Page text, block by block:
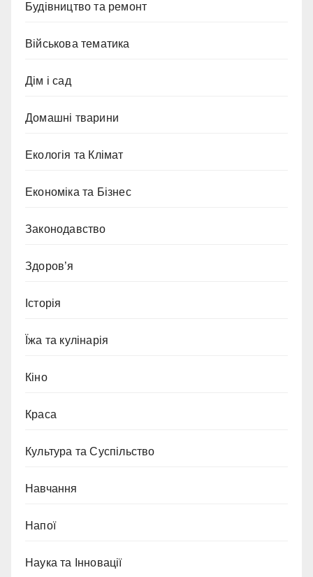
Будівництво та ремонт
Військова тематика
Дім і сад
Домашні тварини
Екологія та Клімат
Економіка та Бізнес
Законодавство
Здоров’я
Історія
Їжа та кулінарія
Кіно
Краса
Культура та Суспільство
Навчання
Напої
Наука та Інновації